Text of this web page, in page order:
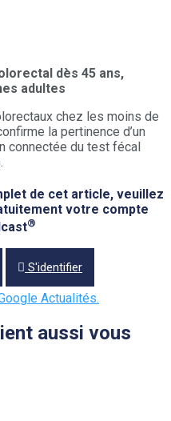
dès 45 ans,
adultes
chez les moins de
la pertinence d’un
connectée du test fécal
de cet article, veuillez
votre compte
®
S'identifier
aussi vous